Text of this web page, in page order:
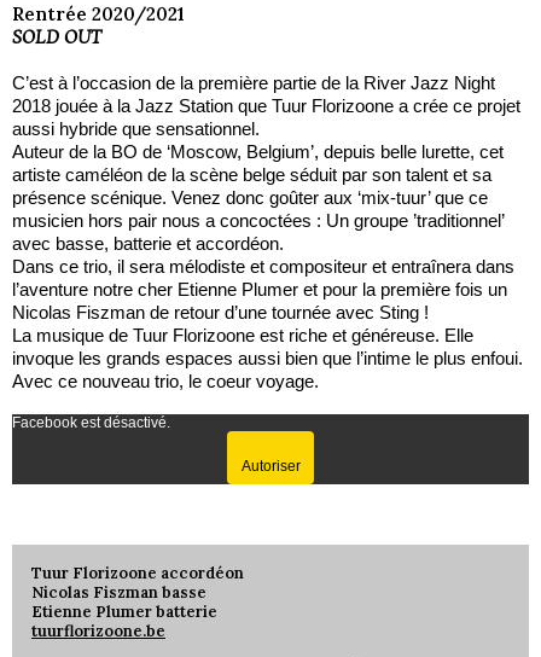
Rentrée 2020/2021
SOLD OUT
C’est à l’occasion de la première partie de la River Jazz Night
2018 jouée à la Jazz Station que Tuur Florizoone a crée ce projet
aussi hybride que sensationnel.
Auteur de la BO de ‘Moscow, Belgium’, depuis belle lurette, cet
artiste caméléon de la scène belge séduit par son talent et sa
présence scénique. Venez donc goûter aux ‘mix-tuur’ que ce
musicien hors pair nous a concoctées : Un groupe ’traditionnel’
avec basse, batterie et accordéon.
Dans ce trio, il sera mélodiste et compositeur et entraînera dans
l’aventure notre cher Etienne Plumer et pour la première fois un
Nicolas Fiszman de retour d’une tournée avec Sting !
La musique de Tuur Florizoone est riche et généreuse. Elle
invoque les grands espaces aussi bien que l’intime le plus enfoui.
Avec ce nouveau trio, le coeur voyage.
Facebook est désactivé.
Autoriser
Tuur Florizoone accordéon
Nicolas Fiszman basse
Etienne Plumer batterie
tuurflorizoone.be